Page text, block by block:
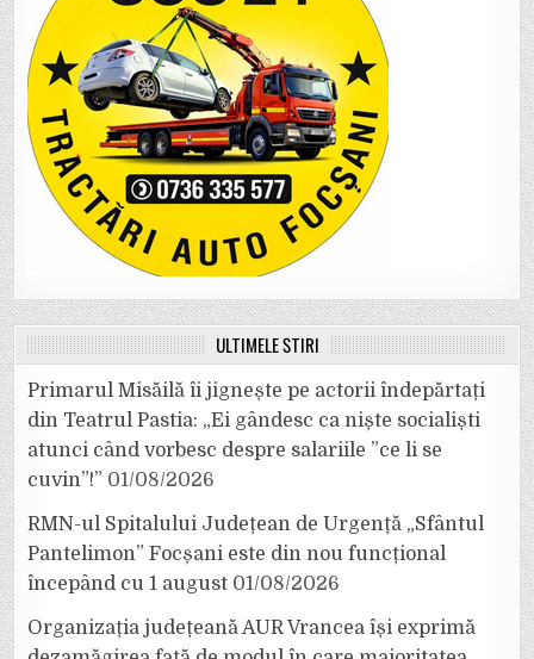
ULTIMELE ȘTIRI
Primarul Misăilă îi jignește pe actorii îndepărtați
din Teatrul Pastia: „Ei gândesc ca niște socialiști
atunci când vorbesc despre salariile ”ce li se
cuvin”!” 01/08/2026
RMN-ul Spitalului Județean de Urgență „Sfântul
Pantelimon” Focșani este din nou funcțional
începând cu 1 august 01/08/2026
Organizația județeană AUR Vrancea își exprimă